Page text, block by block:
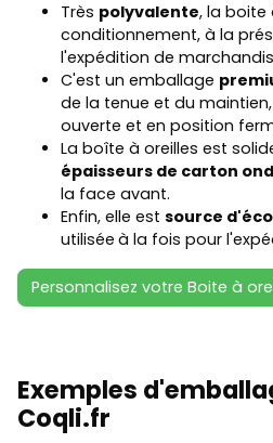
Très polyvalente, la boite
conditionnement, à la
l'expédition de
C'est un emballage
de la tenue et du
ouverte et en position
La boîte à oreilles est
épaisseurs de carton
la face avant.
Enfin, elle est source
utilisée à la fois pour
Personnalisez votre Boite à
Exemples
Coqli.fr